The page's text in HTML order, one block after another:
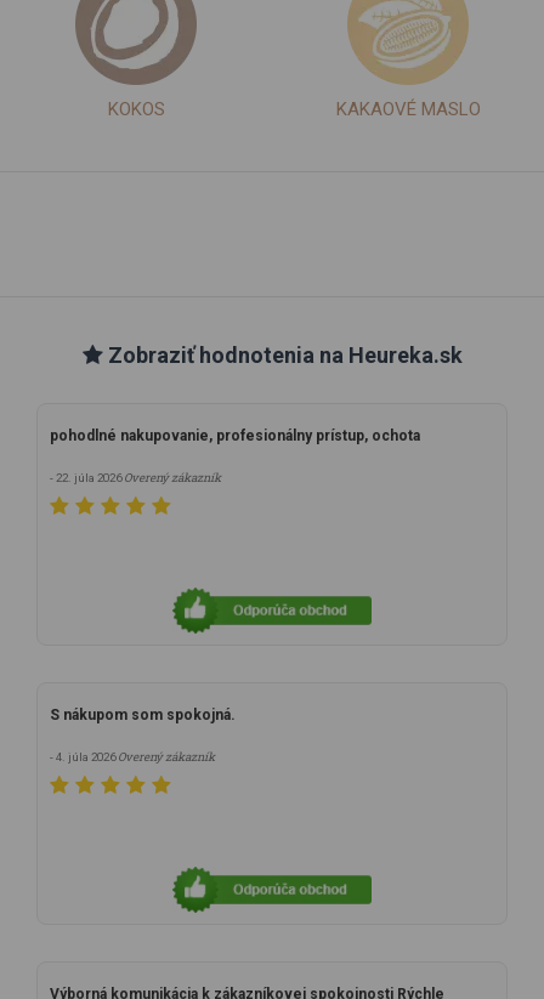
KOKOS KAKAOVÉ MASLO
Zobraziť hodnotenia na Heureka.sk
pohodlné nakupovanie, profesionálny prístup, ochota
- 22. júla 2026Overený zákazník
S nákupom som spokojná.
- 4. júla 2026Overený zákazník
Výborná komunikácia k zákazníkovej spokojnosti Rýchle